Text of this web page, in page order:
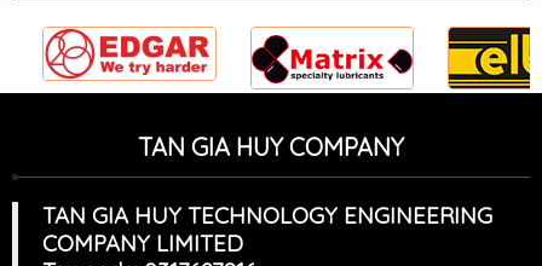
TAN GIA HUY COMPANY
TAN GIA HUY TECHNOLOGY ENGINEERING
COMPANY LIMITED